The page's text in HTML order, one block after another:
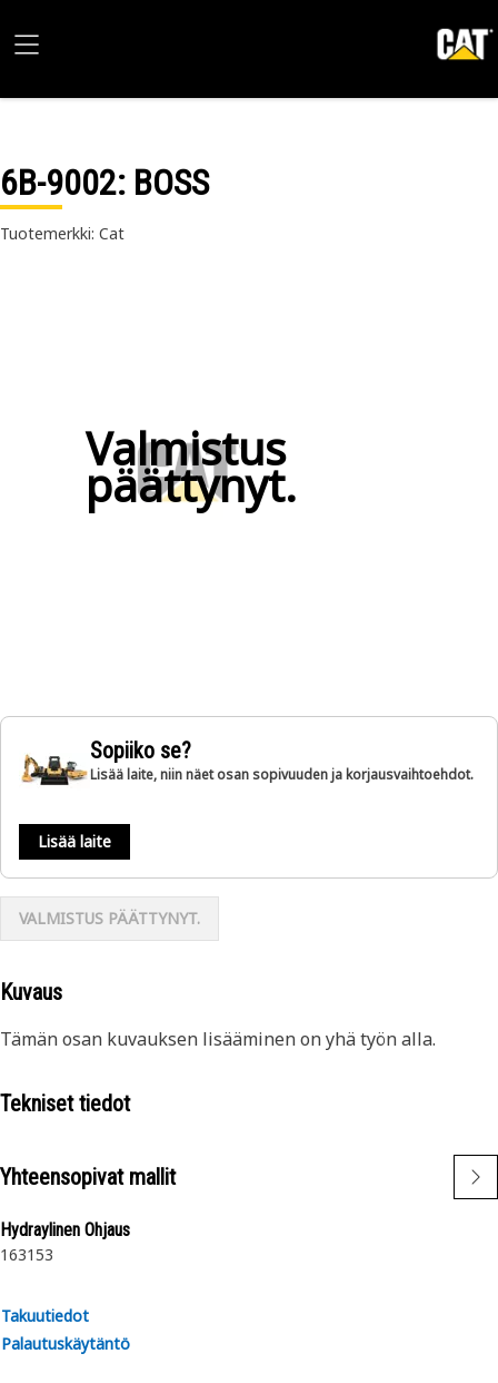
6B-9002: BOSS
Tuotemerkki: Cat
Valmistus
päättynyt.
Sopiiko se?
Lisää laite, niin näet osan sopivuuden ja korjausvaihtoehdot.
Lisää laite
VALMISTUS PÄÄTTYNYT.
Kuvaus
Tämän osan kuvauksen lisääminen on yhä työn alla.
Tekniset tiedot
Yhteensopivat mallit
Hydraylinen Ohjaus
163153
Takuutiedot
Palautuskäytäntö